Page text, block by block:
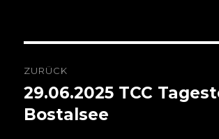
ZURÜCK
Vorheriger
Beitrag:
29.06.2025 TCC
Bostalsee